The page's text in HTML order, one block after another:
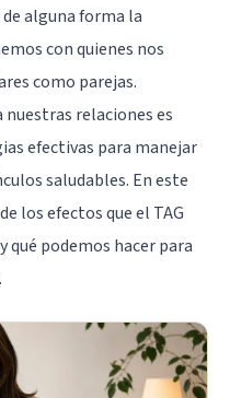
alguna forma la
con quienes nos
como parejas.
relaciones es
efectivas para manejar
saludables. En este
los efectos que el TAG
qué podemos hacer para